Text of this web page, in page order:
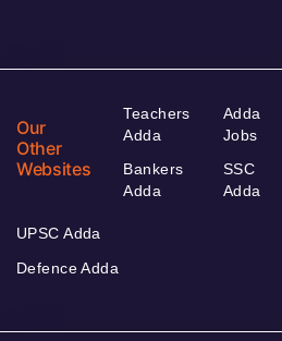
Our
Other
Websites
Teachers
Adda
Bankers
Adda
Adda
Jobs
SSC
Adda
UPSC Adda
Defence Adda